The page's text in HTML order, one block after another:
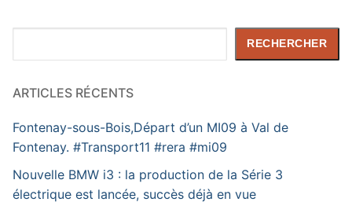
RECHERCHER
ARTICLES RÉCENTS
Fontenay-sous-Bois,Départ d’un MI09 à Val de
Fontenay. #Transport11 #rera #mi09
Nouvelle BMW i3 : la production de la Série 3
électrique est lancée, succès déjà en vue